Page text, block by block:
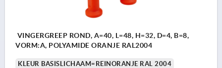
VINGERGREEP ROND, A=40, L=48, H=32, D=4, B=8,
VORM:A, POLYAMIDE ORANJE RAL2004
KLEUR BASISLICHAAM=REINORANJE RAL 2004